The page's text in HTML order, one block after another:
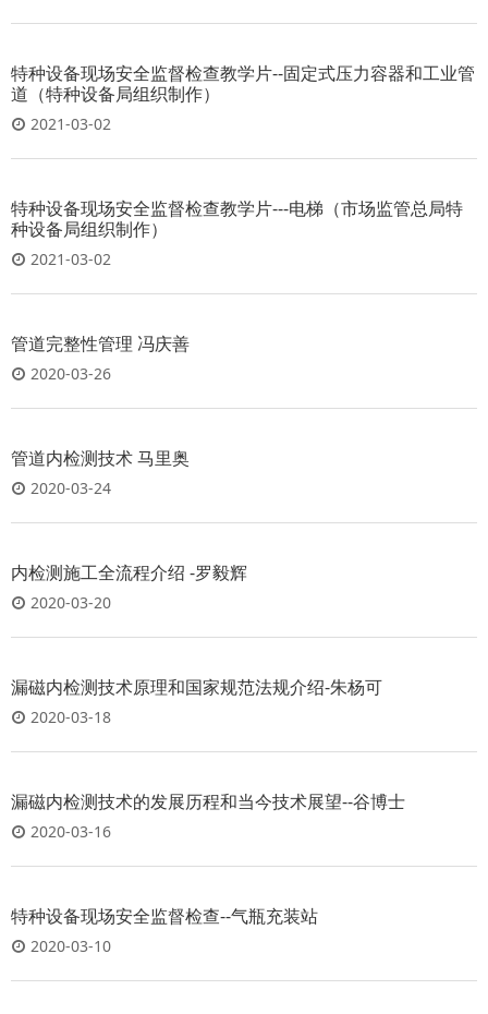
特种设备现场安全监督检查教学片--固定式压力容器和工业管
道（特种设备局组织制作）
2021-03-02
特种设备现场安全监督检查教学片---电梯（市场监管总局特
种设备局组织制作）
2021-03-02
管道完整性管理 冯庆善
2020-03-26
管道内检测技术 马里奥
2020-03-24
内检测施工全流程介绍 -罗毅辉
2020-03-20
漏磁内检测技术原理和国家规范法规介绍-朱杨可
2020-03-18
漏磁内检测技术的发展历程和当今技术展望--谷博士
2020-03-16
特种设备现场安全监督检查--气瓶充装站
2020-03-10